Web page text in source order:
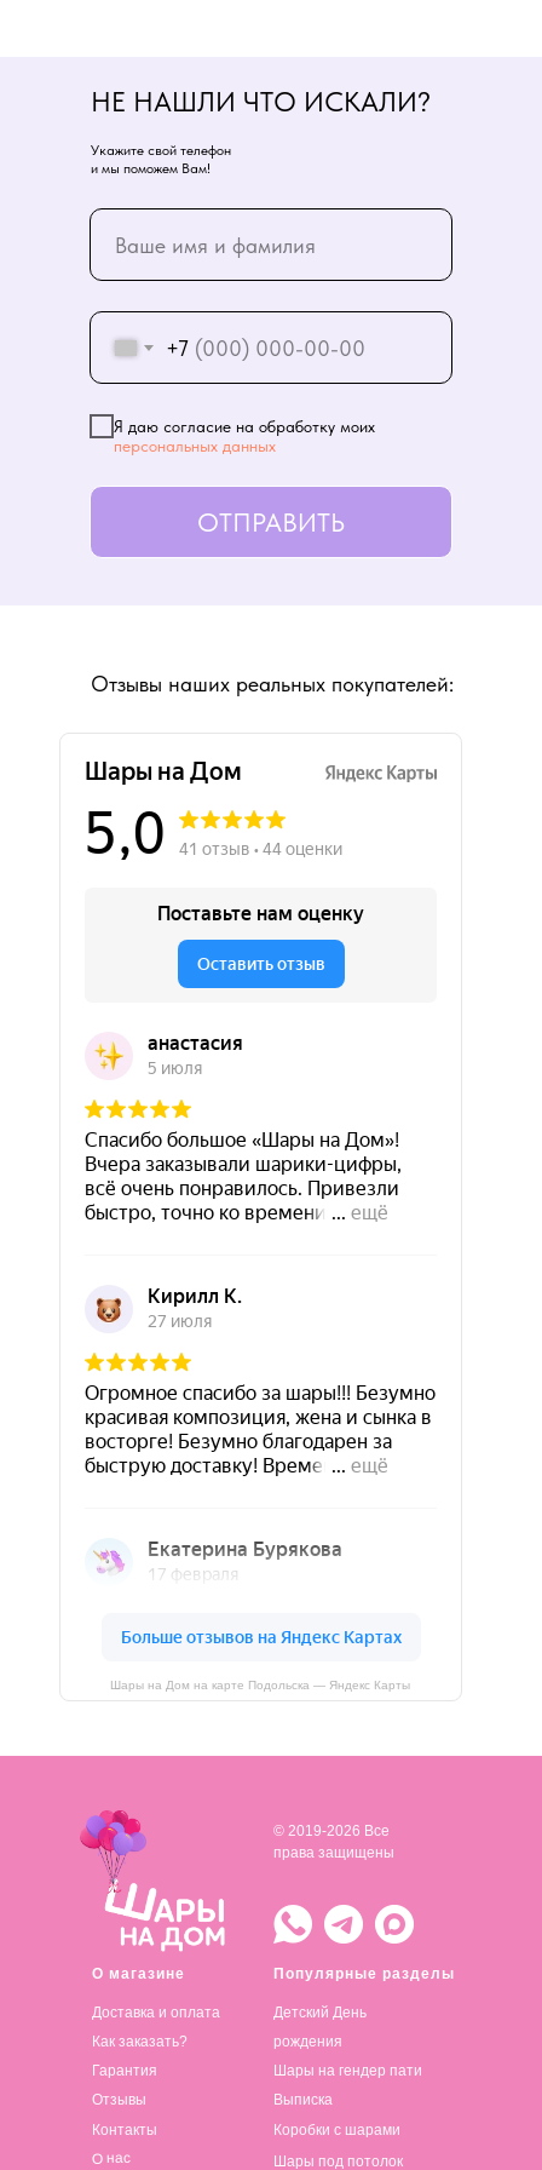
+7
Я даю согласие на обработку моих
персональных данных
ОТПРАВИТЬ
НЕ НАШЛИ ЧТО ИСКАЛИ?
Укажите свой телефон
и мы поможем Вам!
Шары на Дом на карте Подольска — Яндекс Карты
Отзывы наших реальных покупателей:
О магазине
Доставка и оплата
Популярные разделы
Детский День
рождения
© 2019-2026 Все
права защищены
Как заказать?
Гарантия
Отзывы
Контакты
О нас
Шары на гендер пати
Выписка
Коробки с шарами
Шары под потолок